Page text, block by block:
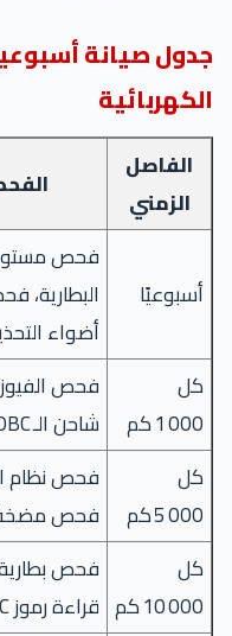
جدول صيانة
الكهربائية
الفاصل
الزمني
أسبوعيًا
فحص
البطارية،
أضواء
كل
1 000 كم
فحص
شاحن الـ OBC
كل
5 000 كم
فحص نظام
فحص مضخة
كل
10 000 كم
قراءة رموز DTC